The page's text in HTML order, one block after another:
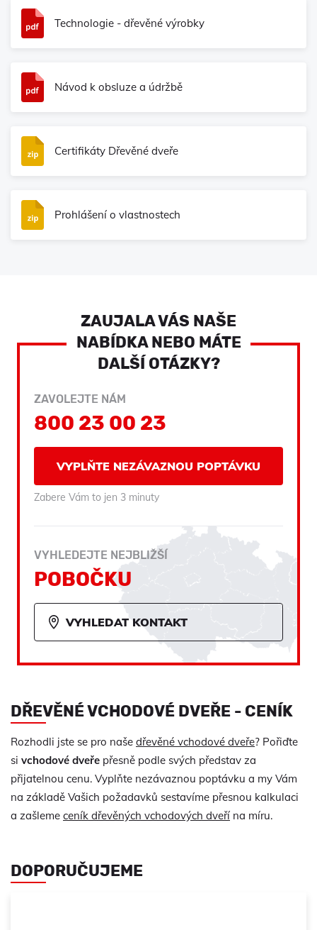
Technologie - dřevěné výrobky
Návod k obsluze a údržbě
Certifikáty Dřevěné dveře
Prohlášení o vlastnostech
ZAUJALA VÁS NAŠE
NABÍDKA NEBO MÁTE
DALŠÍ OTÁZKY?
ZAVOLEJTE NÁM
800 23 00 23
VYPLŇTE NEZÁVAZNOU POPTÁVKU
Zabere Vám to jen 3 minuty
VYHLEDEJTE NEJBLIŽŠÍ
POBOČKU
VYHLEDAT KONTAKT
DŘEVĚNÉ VCHODOVÉ DVEŘE - CENÍK
Rozhodli jste se pro naše dřevěné vchodové dveře? Pořiďte
si vchodové dveře přesně podle svých představ za
přijatelnou cenu. Vyplňte nezávaznou poptávku a my Vám
na základě Vašich požadavků sestavíme přesnou kalkulaci
a zašleme ceník dřevěných vchodových dveří na míru.
DOPORUČUJEME